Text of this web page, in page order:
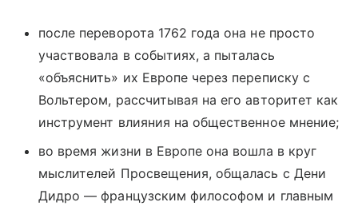
после переворота 1762 года она не просто
участвовала в событиях, а пыталась
«объяснить» их Европе через переписку с
Вольтером, рассчитывая на его авторитет как
инструмент влияния на общественное мнение;
во время жизни в Европе она вошла в круг
мыслителей Просвещения, общалась с Дени
Дидро — французским философом и главным